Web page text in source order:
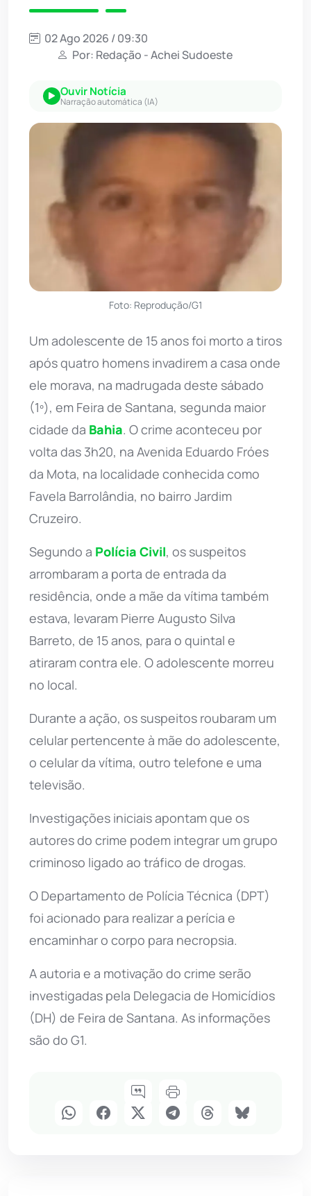
02 Ago 2026 / 09:30
Por: Redação - Achei Sudoeste
Ouvir Notícia
Narração automática (IA)
Foto: Reprodução/G1
Um adolescente de 15 anos foi morto a tiros
após quatro homens invadirem a casa onde
ele morava, na madrugada deste sábado
(1º), em Feira de Santana, segunda maior
cidade da Bahia. O crime aconteceu por
volta das 3h20, na Avenida Eduardo Fróes
da Mota, na localidade conhecida como
Favela Barrolândia, no bairro Jardim
Cruzeiro.
Segundo a Polícia Civil, os suspeitos
arrombaram a porta de entrada da
residência, onde a mãe da vítima também
estava, levaram Pierre Augusto Silva
Barreto, de 15 anos, para o quintal e
atiraram contra ele. O adolescente morreu
no local.
Durante a ação, os suspeitos roubaram um
celular pertencente à mãe do adolescente,
o celular da vítima, outro telefone e uma
televisão.
Investigações iniciais apontam que os
autores do crime podem integrar um grupo
criminoso ligado ao tráfico de drogas.
O Departamento de Polícia Técnica (DPT)
foi acionado para realizar a perícia e
encaminhar o corpo para necropsia.
A autoria e a motivação do crime serão
investigadas pela Delegacia de Homicídios
(DH) de Feira de Santana. As informações
são do G1.